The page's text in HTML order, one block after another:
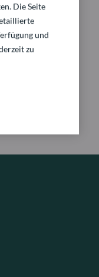
Die Seite
und
zu